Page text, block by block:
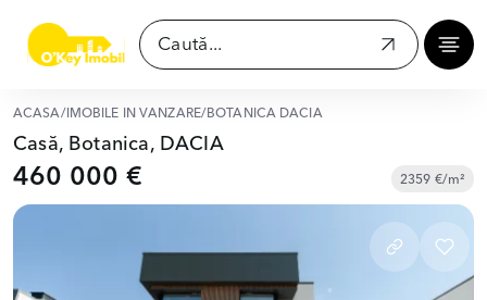
ACASĂ/ IMOBILE ÎN VÂNZARE/ BOTANICA DACIA
Casă, Botanica, DACIA
460 000 € 2359 €/m²